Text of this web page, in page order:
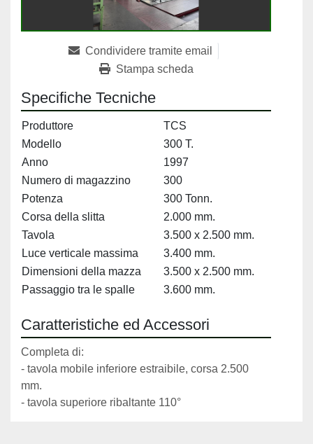
Condividere tramite email
Stampa scheda
Specifiche Tecniche
Produttore
TCS
Modello
300 T.
Anno
1997
Numero di magazzino
300
Potenza
300 Tonn.
Corsa della slitta
2.000 mm.
Tavola
3.500 x 2.500 mm.
Luce verticale massima
3.400 mm.
Dimensioni della mazza
3.500 x 2.500 mm.
Passaggio tra le spalle
3.600 mm.
Caratteristiche ed Accessori
Completa di:
- tavola mobile inferiore estraibile, corsa 2.500
mm.
- tavola superiore ribaltante 110°